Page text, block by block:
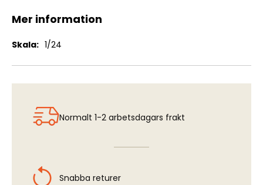
Mer information
Mer
1/24
Normalt 1-2 arbetsdagars frakt
Snabba returer